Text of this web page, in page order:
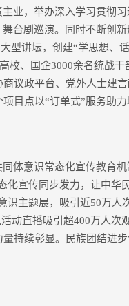
，举办深入学习贯彻习
台剧巡演。同时不断创
型讲坛，创建“学思想、
校、国企3000余名统战
议政平台、党外人士建
目点以“订单式”服务助力
意识常态化宣传教育机
化宣传同步发力，让中华
识主题展，吸引近50万
动直播吸引超400万人
持续彰显。民族团结进